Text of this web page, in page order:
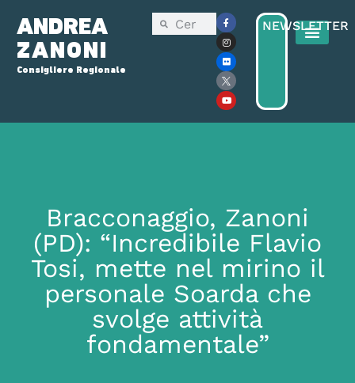
ANDREA
ZANONI
Consigliere Regionale
NEWSLETTER
Bracconaggio, Zanoni
(PD): “Incredibile Flavio
Tosi, mette nel mirino il
personale Soarda che
svolge attività
fondamentale”